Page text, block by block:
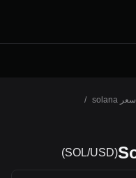
سعر solana
/
(SOL/USD)